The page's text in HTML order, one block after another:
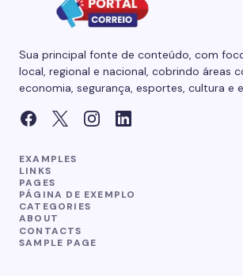
Sua principal fonte de conteúdo, com
local, regional e nacional, cobrindo áreas
economia, segurança, esportes, cultura e
EXAMPLES
LINKS
PAGES
PÁGINA DE EXEMPLO
CATEGORIES
ABOUT
CONTACTS
SAMPLE PAGE